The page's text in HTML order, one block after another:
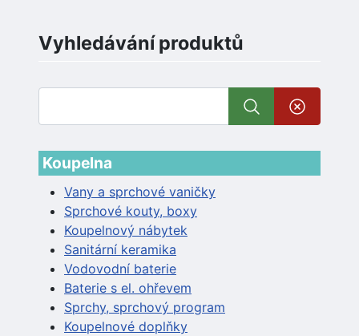
Vyhledávání produktů
Koupelna
Vany a sprchové vaničky
Sprchové kouty, boxy
Koupelnový nábytek
Sanitární keramika
Vodovodní baterie
Baterie s el. ohřevem
Sprchy, sprchový program
Koupelnové doplňky